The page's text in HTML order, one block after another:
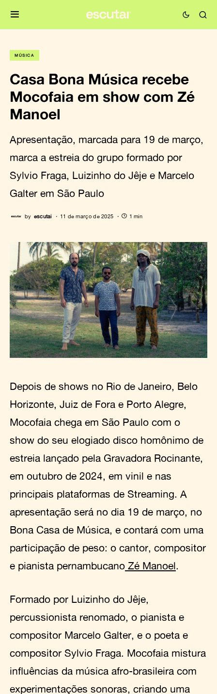
MÚSICA
Casa Bona Música recebe
Mocofaia em show com Zé
Manoel
Apresentação, marcada para 19 de março,
marca a estreia do grupo formado por
Sylvio Fraga, Luizinho do Jêje e Marcelo
Galter em São Paulo
by escutai 11 de março de 2025 1 min
Depois de shows no Rio de Janeiro, Belo
Horizonte, Juiz de Fora e Porto Alegre,
Mocofaia chega em São Paulo com o
show do seu elogiado disco homônimo de
estreia lançado pela Gravadora Rocinante,
em outubro de 2024, em vinil e nas
principais plataformas de Streaming. A
apresentação será no dia 19 de março, no
Bona Casa de Música, e contará com uma
participação de peso: o cantor, compositor
e pianista pernambucano Zé Manoel.
Formado por Luizinho do Jêje,
percussionista renomado, o pianista e
compositor Marcelo Galter, e o poeta e
compositor Sylvio Fraga. Mocofaia mistura
influências da música afro-brasileira com
experimentações sonoras, criando uma